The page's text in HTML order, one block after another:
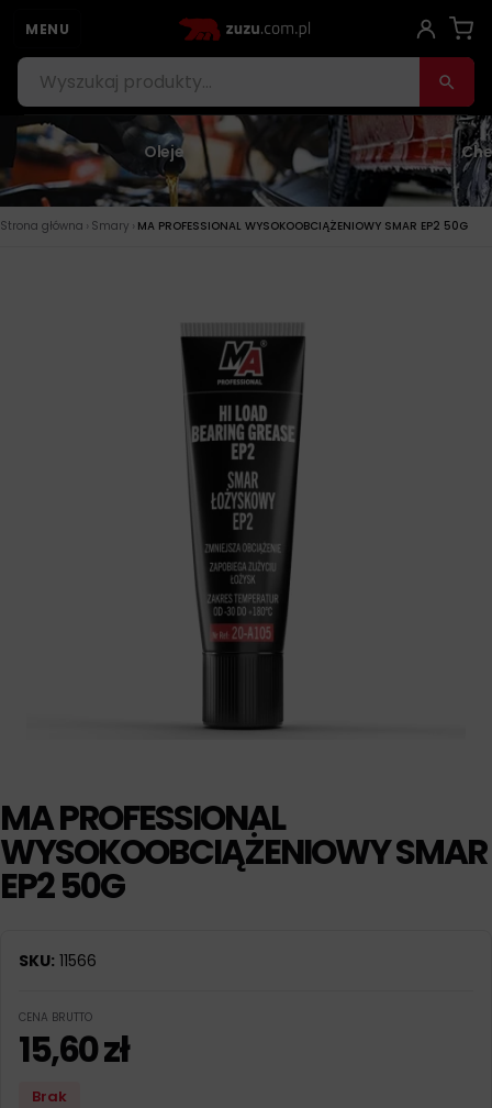
MENU
Oleje
Strona główna › Smary › MA PROFESSIONAL WYSOKOOBCIĄŻENIOWY SMAR EP2 50G
MA PROFESSIONAL
WYSOKOOBCIĄŻENIOWY SMAR
EP2 50G
SKU: 11566
CENA BRUTTO
15,60zł
Brak